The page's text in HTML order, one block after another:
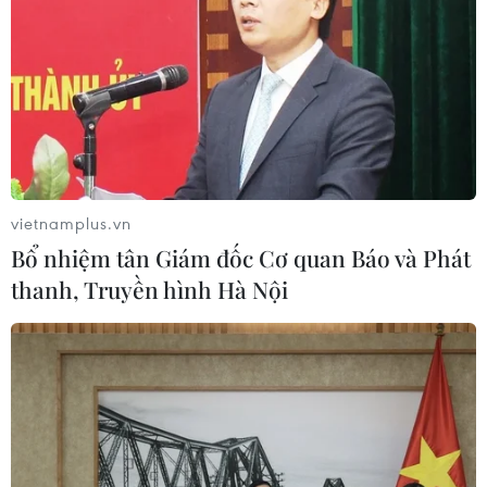
trong việc duy trì các chức năng của một khu dự
trữ sinh quyển mang tầm thế giới.
Khu Dự trữ sinh Quyển Langbiang. (Nguồn: baolamdong.vn)
Các cơ quan chức năng có trách nhiệm phải
thực hiện nghiêm túc cam kết quốc tế về bảo
vietnamplus.vn
Bổ nhiệm tân Giám đốc Cơ quan Báo và Phát
thanh, Truyền hình Hà Nội